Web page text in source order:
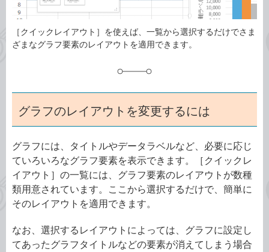
［クイックレイアウト］を使えば、一覧から選択するだけでさま
ざまなグラフ要素のレイアウトを適用できます。
グラフのレイアウトを変更するには
グラフには、タイトルやデータラベルなど、必要に応じ
ていろいろなグラフ要素を表示できます。［クイックレ
イアウト］の一覧には、グラフ要素のレイアウトが数種
類用意されています。ここから選択するだけで、簡単に
そのレイアウトを適用できます。
なお、選択するレイアウトによっては、グラフに設定し
てあったグラフタイトルなどの要素が消えてしまう場合